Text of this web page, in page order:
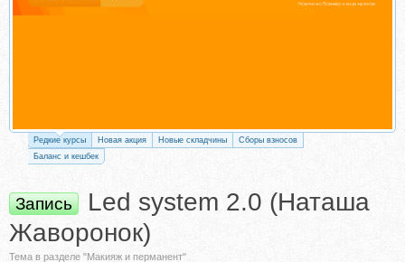
Редкие курсы Новая акция Новые складчины
Сборы взносов
Баланс и кешбек
Запись
Led system 2.0 (Наташа
Жаворонок)
Тема в разделе "Макияж и перманент"